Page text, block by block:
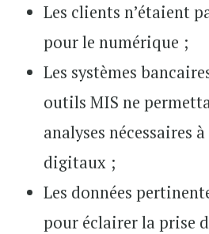
Les clients n’étaient
pour le numérique ;
Les systèmes
outils MIS ne
analyses nécessaires
digitaux ;
Les données
pour éclairer la prise